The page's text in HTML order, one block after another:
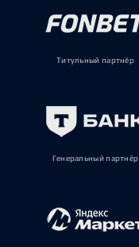
Титульный партнёр
Генеральный партнёр